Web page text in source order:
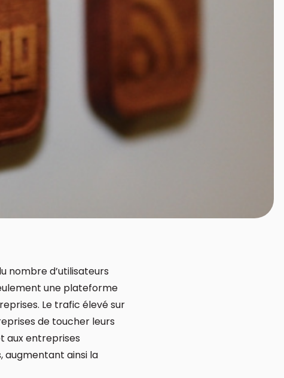
nombre d’utilisateurs
une plateforme
Le trafic élevé sur
de toucher leurs
aux entreprises
augmentant ainsi la